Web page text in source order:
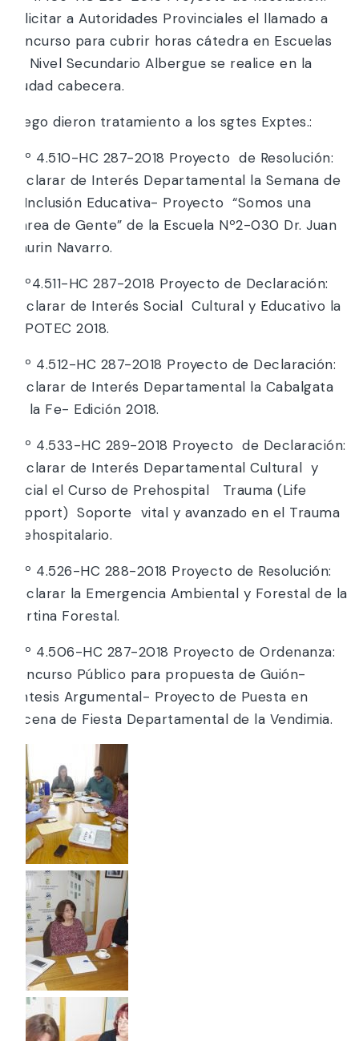
Solicitar a Autoridades Provinciales el llamado a
concurso para cubrir horas cátedra en Escuelas
de Nivel Secundario Albergue se realice en la
Ciudad cabecera.
Luego dieron tratamiento a los sgtes Exptes.:
*Nº 4.510-HC 287-2018 Proyecto de Resolución:
Declarar de Interés Departamental la Semana de
la Inclusión Educativa- Proyecto “Somos una
Marea de Gente” de la Escuela Nº2-030 Dr. Juan
Maurin Navarro.
*Nº4.511-HC 287-2018 Proyecto de Declaración:
Declarar de Interés Social Cultural y Educativo la
EXPOTEC 2018.
*Nº 4.512-HC 287-2018 Proyecto de Declaración:
Declarar de Interés Departamental la Cabalgata
de la Fe- Edición 2018.
*Nº 4.533-HC 289-2018 Proyecto de Declaración:
Declarar de Interés Departamental Cultural y
Social el Curso de Prehospital Trauma (Life
Support) Soporte vital y avanzado en el Trauma
prehospitalario.
*Nº 4.526-HC 288-2018 Proyecto de Resolución:
Declarar la Emergencia Ambiental y Forestal de la
Cortina Forestal.
*Nº 4.506-HC 287-2018 Proyecto de Ordenanza:
Concurso Público para propuesta de Guión-
Síntesis Argumental- Proyecto de Puesta en
Escena de Fiesta Departamental de la Vendimia.